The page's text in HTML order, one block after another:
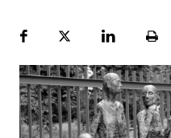
FacebookPlattformLinekdInSeite